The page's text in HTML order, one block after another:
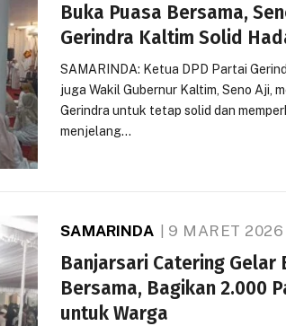
Buka Puasa Bersama,
Gerindra Kaltim Solid
SAMARINDA: Ketua DPD Partai
juga Wakil Gubernur Kaltim, Seno Aji,
Gerindra untuk tetap solid dan
menjelang…
SAMARINDA 9 MARET 2026
Banjarsari Catering Gelar
Bersama, Bagikan 2.000
untuk Warga